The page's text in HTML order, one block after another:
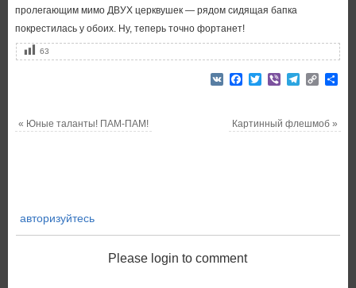
пролегающим мимо ДВУХ церквушек — рядом сидящая бапка
покрестилась у обоих. Ну, теперь точно фортанет!
63
VK Facebook
TwitterViberTelegram
Copy
« Юные таланты! ПАМ-ПАМ! Картинный флешмоб»
авторизуйтесь
Please login to comment